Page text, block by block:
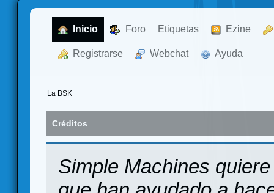
Inicio Foro Etiquetas Ezine
Registrarse Webchat Ayuda
La BSK
Créditos
Simple Machines